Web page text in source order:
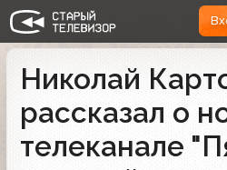
Николай
рассказал о
телеканале